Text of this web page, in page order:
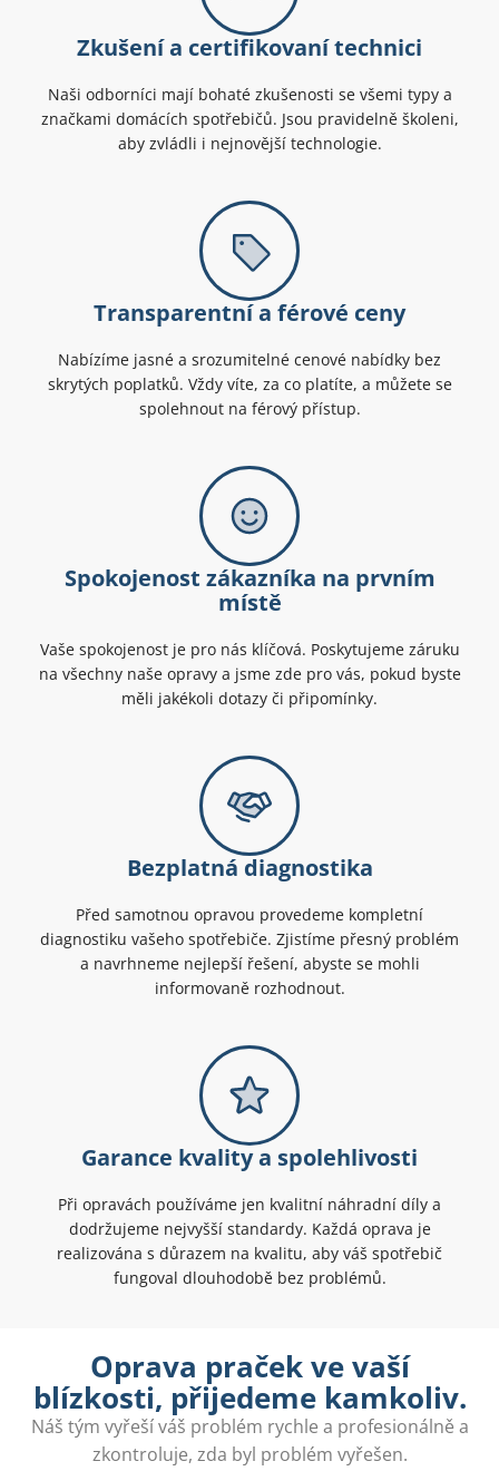
Zkušení a certifikovaní technici
Naši odborníci mají bohaté zkušenosti se všemi typy a
značkami domácích spotřebičů. Jsou pravidelně školeni,
aby zvládli i nejnovější technologie.
Transparentní a férové ceny
Nabízíme jasné a srozumitelné cenové nabídky bez
skrytých poplatků. Vždy víte, za co platíte, a můžete se
spolehnout na férový přístup.
Spokojenost zákazníka na prvním
místě
Vaše spokojenost je pro nás klíčová. Poskytujeme záruku
na všechny naše opravy a jsme zde pro vás, pokud byste
měli jakékoli dotazy či připomínky.
Bezplatná diagnostika
Před samotnou opravou provedeme kompletní
diagnostiku vašeho spotřebiče. Zjistíme přesný problém
a navrhneme nejlepší řešení, abyste se mohli
informovaně rozhodnout.
Garance kvality a spolehlivosti
Při opravách používáme jen kvalitní náhradní díly a
dodržujeme nejvyšší standardy. Každá oprava je
realizována s důrazem na kvalitu, aby váš spotřebič
fungoval dlouhodobě bez problémů.
Oprava praček ve vaší
blízkosti, přijedeme kamkoliv.
Náš tým vyřeší váš problém rychle a profesionálně a
zkontroluje, zda byl problém vyřešen.